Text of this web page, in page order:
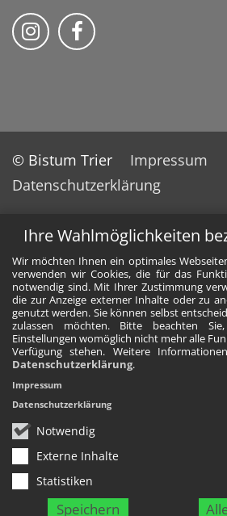
Ihre Wahlmöglichkeiten
Wir möchten Ihnen ein optimales
verwenden wir Cookies, die für das
notwendig sind. Mit Ihrer Zustimmung
die zur Anzeige externer Inhalte oder zu
genutzt werden. Sie können selbst
zulassen möchten. Bitte beachten
Einstellungen womöglich nicht mehr alle
Verfügung stehen. Weitere
Datenschutzerklärung.
Notwendig
Externe Inhalte
Statistiken
Speichern
Impressum
Datenschutzerklärung
Bischöfliches
Bischöfliches
© Bistum Trier
Impressum
Datenschutzerklärung